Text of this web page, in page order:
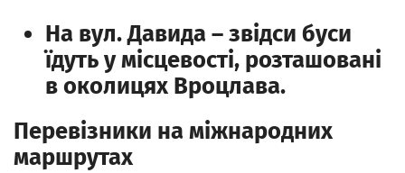
На вул. Давида – звідси буси
їдуть у місцевості, розташовані
в околицях Вроцлава.
Перевізники на міжнародних
маршрутах